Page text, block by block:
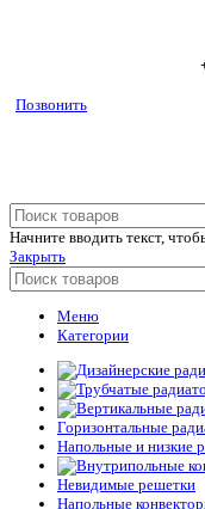
Позвонить
Начните вводить текст,
Закрыть
Меню
Категории
Горизонтальные
Напольные и низкие
Невидимые решетки
Напольные